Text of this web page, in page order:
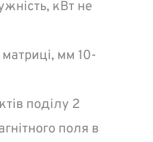
кВт не
мм 10-
поділу 2
поля в